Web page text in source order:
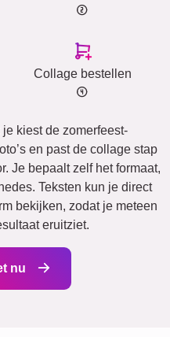
Collage bestellen
kiest de zomerfeest-
en past de collage stap
Je bepaalt zelf het formaat,
Teksten kun je direct
bekijken, zodat je meteen
eruitziet.
nu